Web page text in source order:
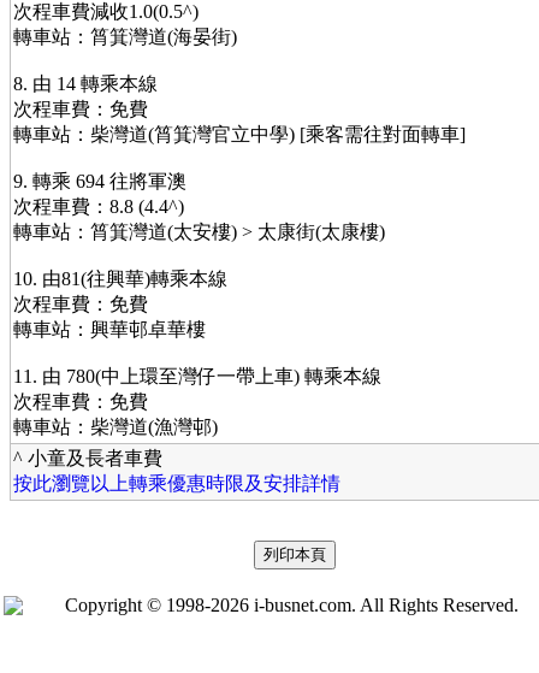
次程車費減收1.0(0.5^)
轉車站：筲箕灣道(海晏街)
8. 由 14 轉乘本線
次程車費：免費
轉車站：柴灣道(筲箕灣官立中學) [乘客需往對面轉車]
9. 轉乘 694 往將軍澳
次程車費：8.8 (4.4^)
轉車站：筲箕灣道(太安樓) > 太康街(太康樓)
10. 由81(往興華)轉乘本線
次程車費：免費
轉車站：興華邨卓華樓
11. 由 780(中上環至灣仔一帶上車) 轉乘本線
次程車費：免費
轉車站：柴灣道(漁灣邨)
^ 小童及長者車費
按此瀏覽以上轉乘優惠時限及安排詳情
Copyright © 1998-2026 i-busnet.com. All Rights Reserved.